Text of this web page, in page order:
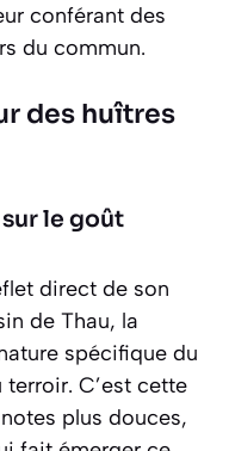
conférant des
du commun.
des huîtres
le goût
direct de son
de Thau, la
spécifique du
C’est cette
plus douces,